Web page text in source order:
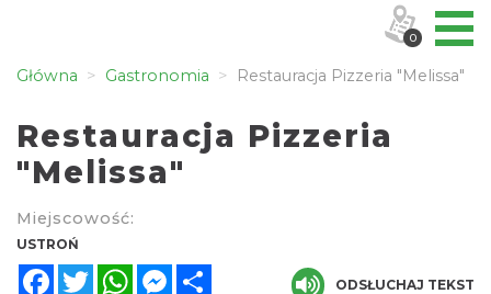
Główna Gastronomia Restauracja Pizzeria "Melissa"
Restauracja Pizzeria
"Melissa"
Miejscowość:
USTROŃ
FacebookTwitterWhatsAppMessenger
ODSŁUCHAJ TEKST
0